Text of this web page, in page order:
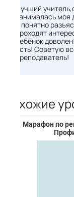
Лучший
занималась
и понятно
проходят
ребёнок
есть! Советую
преподаватель!
Похожие
Марафон по